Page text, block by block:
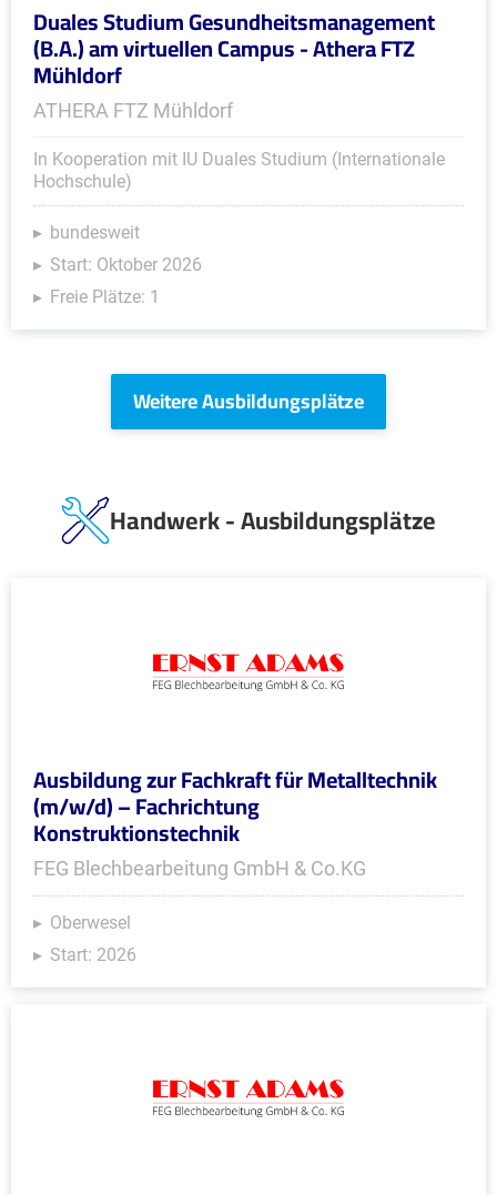
Duales Studium Gesundheitsmanagement
(B.A.) am virtuellen Campus - Athera FTZ
Mühldorf
ATHERA FTZ Mühldorf
In Kooperation mit IU Duales Studium (Internationale
Hochschule)
bundesweit
Start: Oktober 2026
Freie Plätze: 1
Weitere Ausbildungsplätze
Handwerk - Ausbildungsplätze
Ausbildung zur Fachkraft für Metalltechnik
(m/w/d) – Fachrichtung
Konstruktionstechnik
FEG Blechbearbeitung GmbH & Co.KG
Oberwesel
Start: 2026